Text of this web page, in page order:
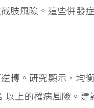
肢風險。這些併發
轉。研究顯示，均
上的罹病風險。建